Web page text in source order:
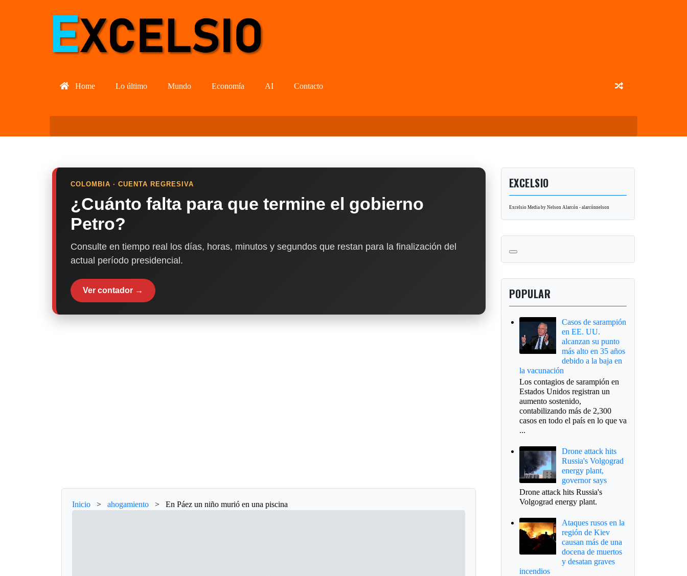
Home Lo último Mundo Economía AI Contacto
COLOMBIA · CUENTA REGRESIVA
¿Cuánto falta para que termine el gobierno
Petro?
Consulte en tiempo real los días, horas, minutos y segundos que restan para la finalización del
actual período presidencial.
Ver contador →
Inicio > ahogamiento > En Páez un niño murió en una piscina
EXCELSIO
Excelsio Media by Nelson Alarcón - alarcónnelson
POPULAR
Casos de sarampión
en EE. UU.
alcanzan su punto
más alto en 35 años
debido a la baja en
la vacunación
Los contagios de sarampión en
Estados Unidos registran un
aumento sostenido,
contabilizando más de 2,300
casos en todo el país en lo que va
...
Drone attack hits
Russia's Volgograd
energy plant,
governor says
Drone attack hits Russia's
Volgograd energy plant.
Ataques rusos en la
región de Kiev
causan más de una
docena de muertos
y desatan graves
incendios